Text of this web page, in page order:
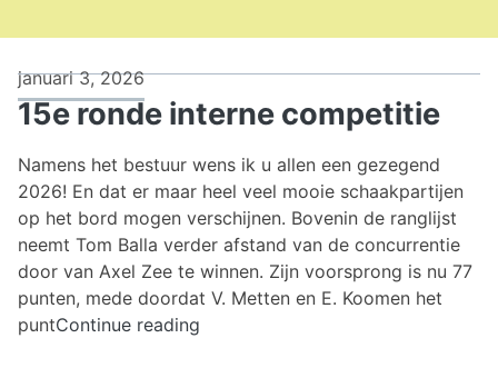
januari 3, 2026
15e ronde interne competitie
Namens het bestuur wens ik u allen een gezegend
2026! En dat er maar heel veel mooie schaakpartijen
op het bord mogen verschijnen. Bovenin de ranglijst
neemt Tom Balla verder afstand van de concurrentie
door van Axel Zee te winnen. Zijn voorsprong is nu 77
punten, mede doordat V. Metten en E. Koomen het
puntContinue reading